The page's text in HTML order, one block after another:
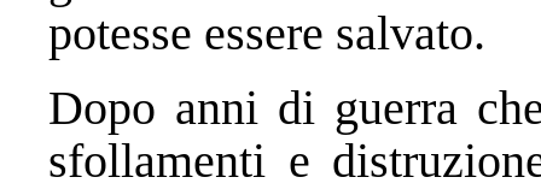
potesse essere salvato.
Dopo anni di guerra
sfollamenti e